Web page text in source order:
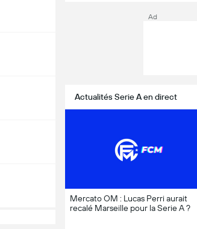
Actualités Serie A en direct
Mercato OM : Lucas Perri aurait
recalé Marseille pour la Serie A ?
Ad